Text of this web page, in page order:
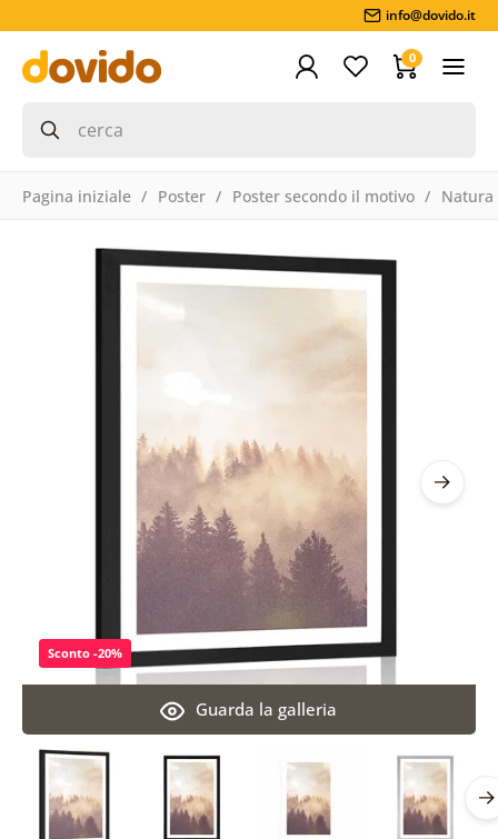
info@dovido.it
0
Pagina iniziale Poster Poster secondo il motivo Natura
Guarda la galleria
Sconto -20%